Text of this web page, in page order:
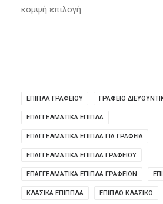
κομψή επιλογή.
ΈΠΙΠΛΑ ΓΡΑΦΕΊΟΥ ΓΡΑΦΕΙΟ
ΕΠΑΓΓΕΛΜΑΤΙΚΆ ΈΠΙΠΛΑ
ΕΠΑΓΓΕΛΜΑΤΙΚΆ ΈΠΙΠΛΑ ΓΙΑ ΓΡΑΦΕΊΑ
ΕΠΑΓΓΕΛΜΑΤΙΚΆ ΈΠΙΠΛΑ ΓΡΑΦΕΊΟΥ
ΕΠΑΓΓΕΛΜΑΤΙΚΆ ΈΠΙΠΛΑ ΓΡΑΦΕΊΩΝ
ΚΛΑΣΙΚΑ ΕΠΙΠΠΛΑ ΕΠΙΠΛΟ ΚΛΑΣΙΚΟ